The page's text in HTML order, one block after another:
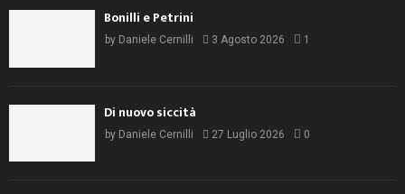
Bonilli e Petrini
by Daniele Cernilli 3 Agosto 2026 1
Di nuovo siccità
by Daniele Cernilli 27 Luglio 2026 0